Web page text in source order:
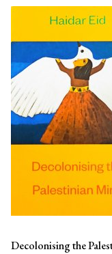
Decolonising the